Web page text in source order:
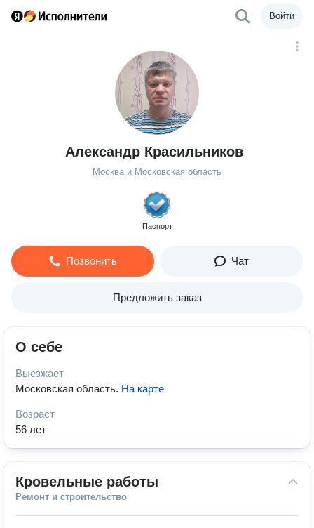
Войти
Александр Красильников
Москва и Московская область
Паспорт
Позвонить Чат
Предложить заказ
О себе
Выезжает
Московская область. На карте
Возраст
56 лет
Кровельные работы
Ремонт и строительство